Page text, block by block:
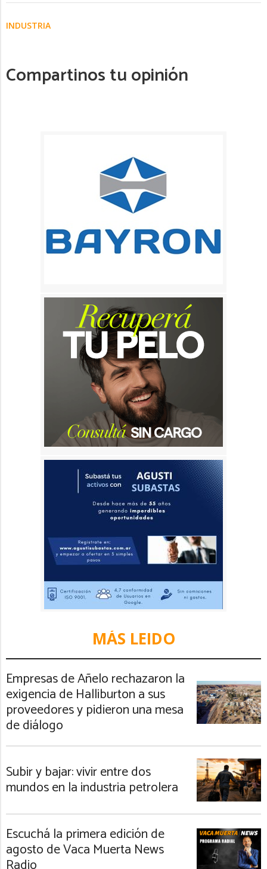
INDUSTRIA
Compartinos tu opinión
MÁS LEIDO
Empresas de Añelo rechazaron la
exigencia de Halliburton a sus
proveedores y pidieron una mesa
de diálogo
Subir y bajar: vivir entre dos
mundos en la industria petrolera
Escuchá la primera edición de
agosto de Vaca Muerta News